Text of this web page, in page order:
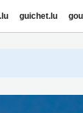
guichet.lu